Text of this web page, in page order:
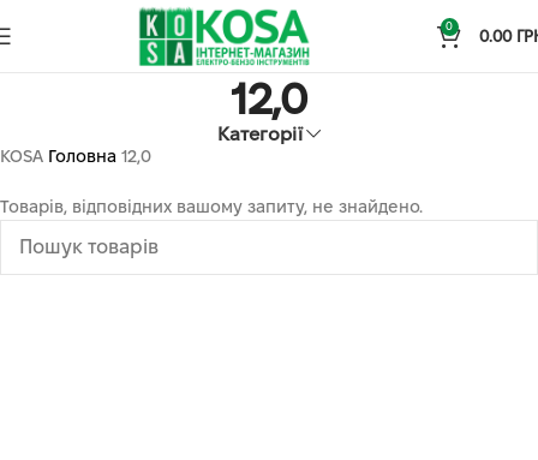
0
0.00
12,0
Категорії
KOSA Головна 12,0
Товарів, відповідних вашому запиту, не знайдено.